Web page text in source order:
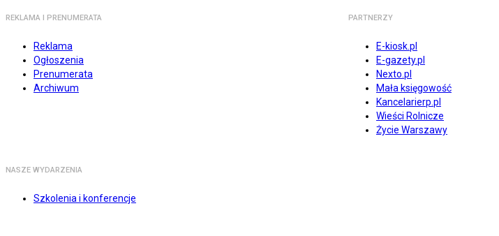
REKLAMA I PRENUMERATA
Reklama
Ogłoszenia
Prenumerata
Archiwum
PARTNERZY
E-kiosk.pl
E-gazety.pl
Nexto.pl
Mała księgowość
Kancelarierp.pl
Wieści Rolnicze
Życie Warszawy
NASZE WYDARZENIA
Szkolenia i konferencje